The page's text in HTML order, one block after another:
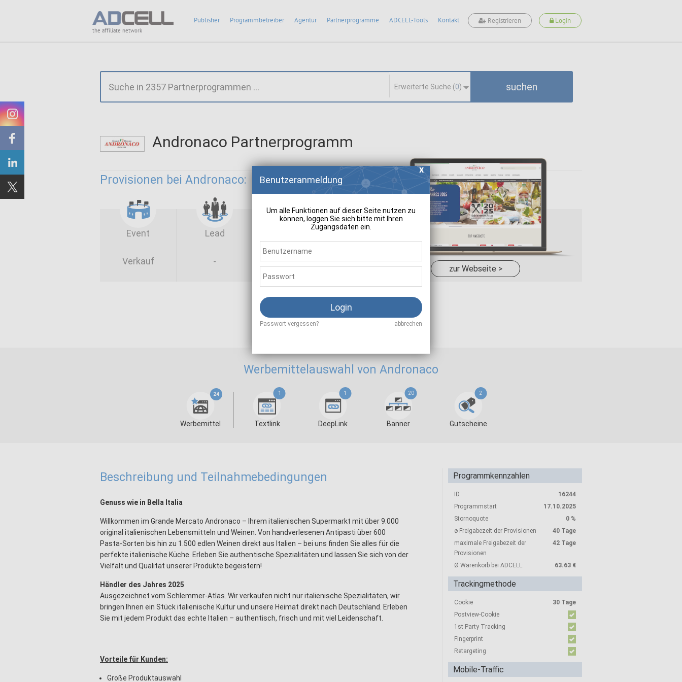
the affiliate network
Publisher Programmbetreiber Agentur Partnerprogramme ADCELL-Tools Kontakt Registrieren Login
Erweiterte Suche (0) suchen
Andronaco Partnerprogramm
Provisionen bei Andronaco:
Event Lead
Verkauf - 4,00 - 6,00 %
zur Webseite >
Als Affiliate registrieren
Werbemittelauswahl von Andronaco
24
Werbemittel
1
Textlink
1
DeepLink
20
Banner
2
Gutscheine
Beschreibung und Teilnahmebedingungen
Genuss wie in Bella Italia
Willkommen im Grande Mercato Andronaco – Ihrem italienischen Supermarkt mit über 9.000
original italienischen Lebensmitteln und Weinen. Von handverlesenen Antipasti über 600
Pasta-Sorten bis hin zu 1.500 edlen Weinen direkt aus Italien – bei uns finden Sie alles für die
perfekte italienische Küche. Erleben Sie authentische Spezialitäten und lassen Sie sich von der
Vielfalt und Qualität unserer Produkte begeistern!
Händler des Jahres 2025
Ausgezeichnet vom Schlemmer-Atlas. Wir verkaufen nicht nur italienische Spezialitäten, wir
bringen Ihnen ein Stück italienische Kultur und unsere Heimat direkt nach Deutschland. Erleben
Sie mit jedem Produkt das echte Italien – authentisch, frisch und mit viel Leidenschaft.
Vorteile für Kunden:
Große Produktauswahl
Programmkennzahlen
ID
16244
Programmstart
17.10.2025
Stornoquote
0 %
ø Freigabezeit der Provisionen
40 Tage
maximale Freigabezeit der
Provisionen
42 Tage
Ø Warenkorb bei ADCELL: 63.63 €
Trackingmethode
Cookie
30 Tage
Postview-Cookie
1st Party Tracking
Fingerprint
Retargeting
Mobile-Traffic
Benutzeranmeldung
Um alle Funktionen auf dieser Seite nutzen zu
können, loggen Sie sich bitte mit Ihren
Zugangsdaten ein.
Login
Passwort vergessen? abbrechen